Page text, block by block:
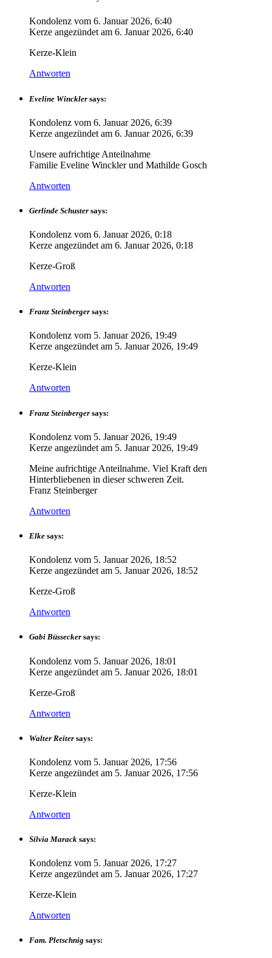
Kondolenz vom 6. Januar 2026, 6:40
Kerze angezündet am 6. Januar 2026, 6:40
Kerze-Klein
Antworten
Eveline Winckler says:
Kondolenz vom 6. Januar 2026, 6:39
Kerze angezündet am 6. Januar 2026, 6:39
Unsere aufrichtige Anteilnahme
Familie Eveline Winckler und Mathilde Gosch
Antworten
Gerlinde Schuster says:
Kondolenz vom 6. Januar 2026, 0:18
Kerze angezündet am 6. Januar 2026, 0:18
Kerze-Groß
Antworten
Franz Steinberger says:
Kondolenz vom 5. Januar 2026, 19:49
Kerze angezündet am 5. Januar 2026, 19:49
Kerze-Klein
Antworten
Franz Steinberger says:
Kondolenz vom 5. Januar 2026, 19:49
Kerze angezündet am 5. Januar 2026, 19:49
Meine aufrichtige Anteilnahme. Viel Kraft den
Hinterbliebenen in dieser schweren Zeit.
Franz Steinberger
Antworten
Elke says:
Kondolenz vom 5. Januar 2026, 18:52
Kerze angezündet am 5. Januar 2026, 18:52
Kerze-Groß
Antworten
Gabi Büssecker says:
Kondolenz vom 5. Januar 2026, 18:01
Kerze angezündet am 5. Januar 2026, 18:01
Kerze-Groß
Antworten
Walter Reiter says:
Kondolenz vom 5. Januar 2026, 17:56
Kerze angezündet am 5. Januar 2026, 17:56
Kerze-Klein
Antworten
Silvia Marack says:
Kondolenz vom 5. Januar 2026, 17:27
Kerze angezündet am 5. Januar 2026, 17:27
Kerze-Klein
Antworten
Fam. Pletschnig says: